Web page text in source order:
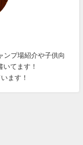
ンプ場紹介や子供向
てます！
ます！